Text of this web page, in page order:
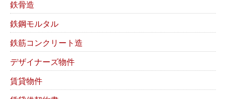
鉄骨造
鉄鋼モルタル
鉄筋コンクリート造
デザイナーズ物件
賃貸物件